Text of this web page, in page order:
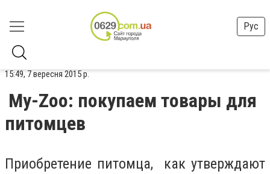
Рус
15:49, 7 вересня 2015 р.
My-Zoo: покупаем товары для
питомцев
Приобретение питомца, как утверждают